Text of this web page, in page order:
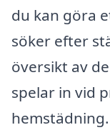
du kan göra
söker efter
översikt av
spelar in vid
hemstädning.